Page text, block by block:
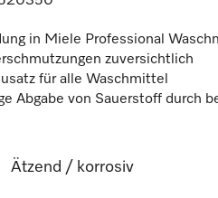
in Miele Professional
zuversichtlich
für alle Waschmittel
Abgabe von Sauerstoff durch
Ätzend / korrosiv